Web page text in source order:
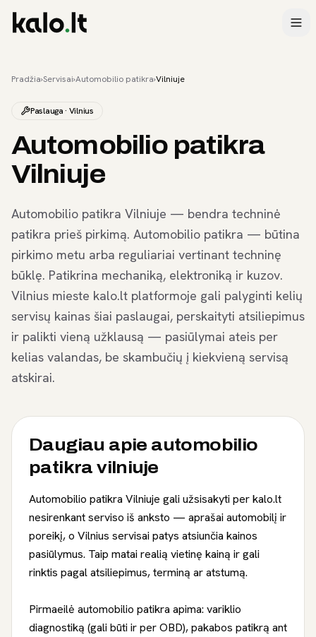
Pradžia›Servisai›Automobilio patikra›Vilniuje
Paslauga · Vilnius
Automobilio patikra
Vilniuje
Automobilio patikra Vilniuje — bendra techninė
patikra prieš pirkimą. Automobilio patikra — būtina
pirkimo metu arba reguliariai vertinant techninę
būklę. Patikrina mechaniką, elektroniką ir kuzov.
Vilnius mieste kalo.lt platformoje gali palyginti kelių
servisų kainas šiai paslaugai, perskaityti atsiliepimus
ir palikti vieną užklausą — pasiūlymai ateis per
kelias valandas, be skambučių į kiekvieną servisą
atskirai.
Daugiau apie automobilio
patikra vilniuje
Automobilio patikra Vilniuje gali užsisakyti per kalo.lt
nesirenkant serviso iš anksto — aprašai automobilį ir
poreikį, o Vilnius servisai patys atsiunčia kainos
pasiūlymus. Taip matai realią vietinę kainą ir gali
rinktis pagal atsiliepimus, terminą ar atstumą.
Pirmaeilė automobilio patikra apima: variklio
diagnostiką (gali būti ir per OBD), pakabos patikrą ant